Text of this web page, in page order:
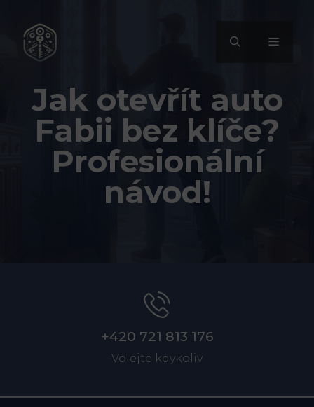
obsah
MENU
Jak otevřít auto
Fabii bez klíče?
Profesionální
návod!
+420 721 813 176
Volejte kdykoliv